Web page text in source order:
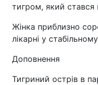
тигром, який стався
Жінка приблизно
лікарні у
Доповнення
Тигриний острів в